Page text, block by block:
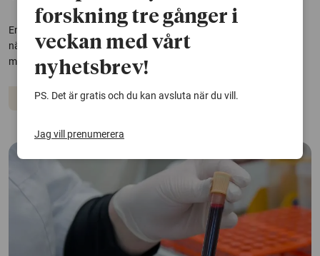
En enkel kombination av dagliga fysiska övningar och proteinrik
näringsdryck kan minska behovet av stöd i vardagen hos personer
med demens, enligt en ny studie från Karolinska Institutet.
Demens Träning Vård och omsorg
forskning tre gånger i
veckan med vårt
nyhetsbrev!
PS. Det är gratis och du kan avsluta när du vill.
Jag vill prenumerera